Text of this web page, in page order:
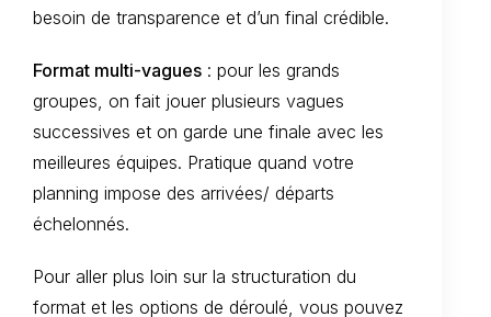
besoin de transparence et d’un final crédible.
Format multi-vagues : pour les grands
groupes, on fait jouer plusieurs vagues
successives et on garde une finale avec les
meilleures équipes. Pratique quand votre
planning impose des arrivées/ départs
échelonnés.
Pour aller plus loin sur la structuration du
format et les options de déroulé, vous pouvez